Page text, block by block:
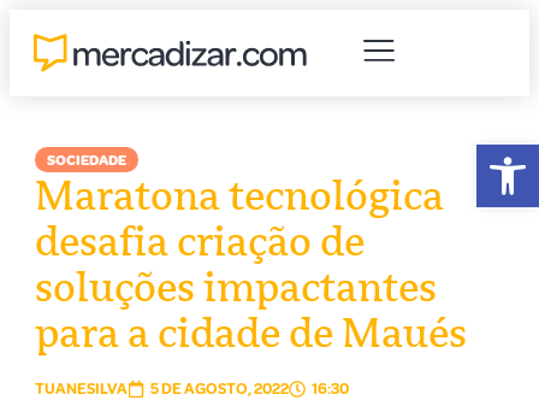
SOCIEDADE
Maratona tecnológica
desafia criação de
soluções impactantes
para a cidade de Maués
TUANESILVA 5 DE AGOSTO, 2022 16:30